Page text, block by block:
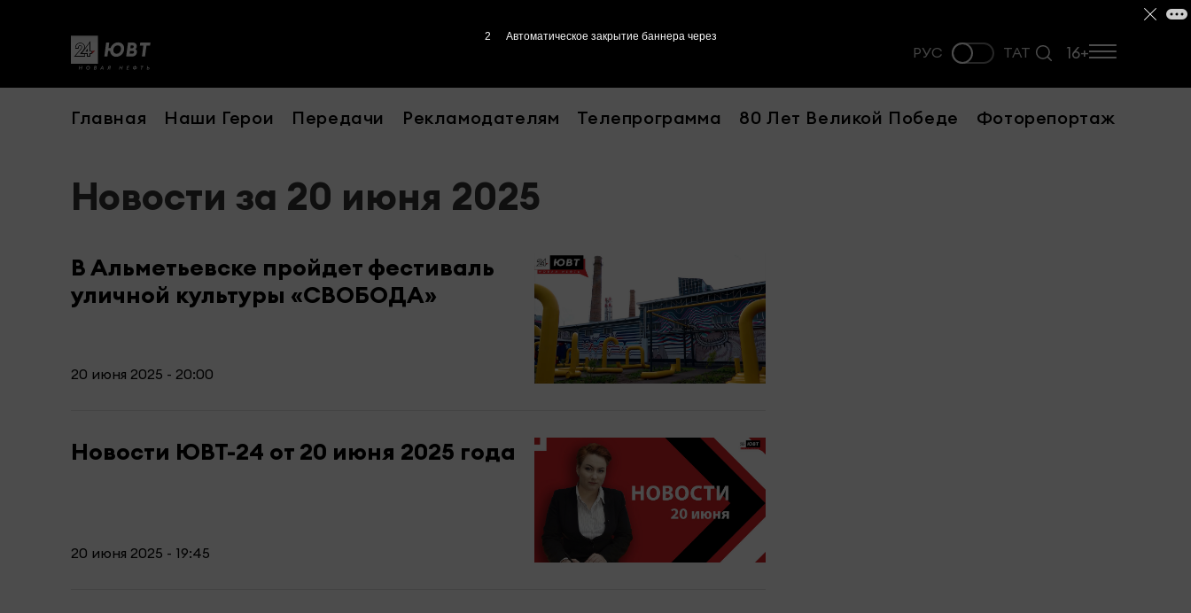
РУС ТАТ 16+
Главная Наши Герои Передачи Рекламодателям Телепрограмма 80 Лет Великой Победе Фоторепортаж
Новости за 20 июня 2025
В Альметьевске пройдет фестиваль
уличной культуры «СВОБОДА»
20 июня 2025 - 20:00
Новости ЮВТ-24 от 20 июня 2025 года
20 июня 2025 - 19:45
1 Автоматическое закрытие баннера через